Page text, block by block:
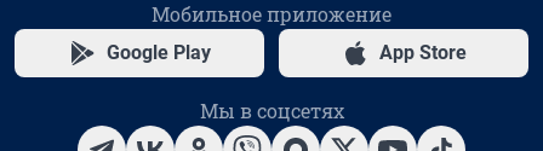
Мобильное приложение
Google Play App Store
Мы в соцсетях